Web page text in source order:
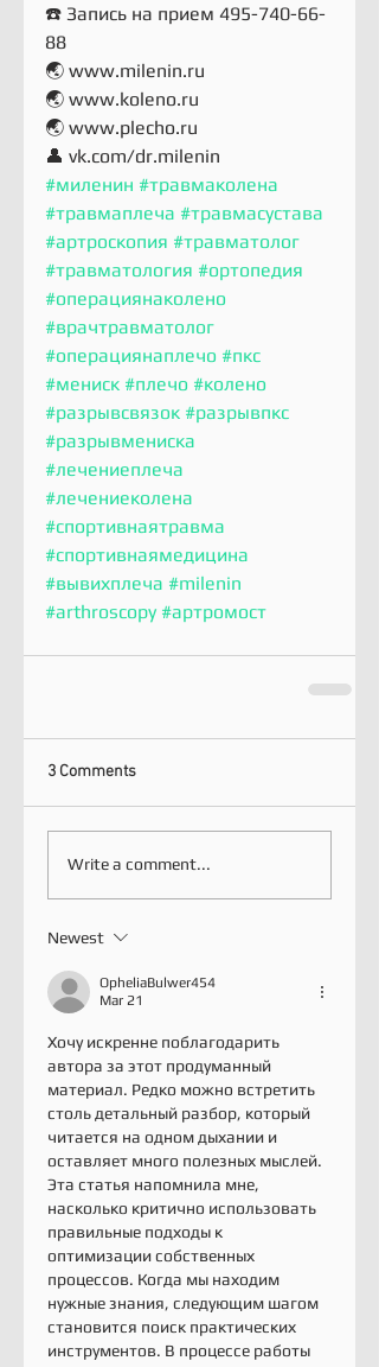
☎️ Запись на прием 495-740-66-
88
🌏 www.milenin.ru
🌏 www.koleno.ru
🌏 www.plecho.ru
👤 vk.com/dr.milenin
#миленин #травмаколена
#травмаплеча #травмасустава
#артроскопия #травматолог
#травматология #ортопедия
#операциянаколено
#врачтравматолог
#операциянаплечо #пкс
#мениск #плечо #колено
#разрывсвязок #разрывпкс
#разрывмениска
#лечениеплеча
#лечениеколена
#спортивнаятравма
#спортивнаямедицина
#вывихплеча #milenin
#arthroscopy #артромост
3 Comments
Write a comment...
Newest
OpheliaBulwer454
Mar 21
Хочу искренне поблагодарить
автора за этот продуманный
материал. Редко можно встретить
столь детальный разбор, который
читается на одном дыхании и
оставляет много полезных мыслей.
Эта статья напомнила мне,
насколько критично использовать
правильные подходы к
оптимизации собственных
процессов. Когда мы находим
нужные знания, следующим шагом
становится поиск практических
инструментов. В процессе работы